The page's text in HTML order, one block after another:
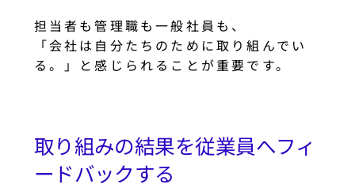
担当者も管理職も一般社員も、
「会社は自分たちのために取り組んでい
る。」と感じられることが重要です。
取り組みの結果を従業員へフィ
ードバックする